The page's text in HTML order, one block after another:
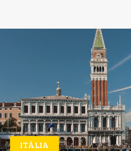
ITÁLIA